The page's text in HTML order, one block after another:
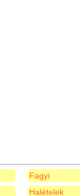
Fagyi
Halételek